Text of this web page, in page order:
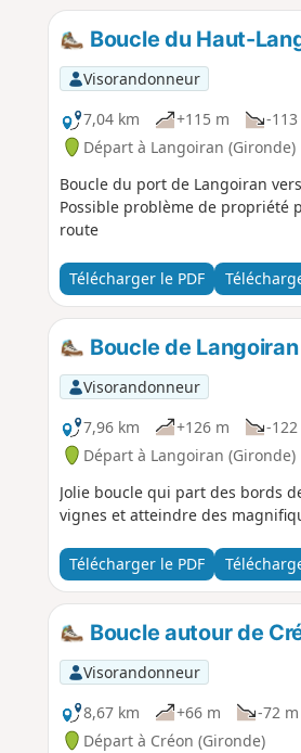
Boucle du Haut-
Visorandonneur
7,04 km
+115 m -
Départ à Langoiran (Gironde)
Boucle du port de Langoiran
Possible problème de propriété
route
Télécharger le PDF
Boucle de
Visorandonneur
7,96 km
+126 m -
Départ à Langoiran (Gironde)
Jolie boucle qui part des bords
vignes et atteindre des
Télécharger le PDF
Boucle autour de
Visorandonneur
8,67 km
+66 m -72 m
Départ à Créon (Gironde)